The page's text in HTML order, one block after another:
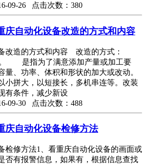
09-26 点击次数：380
庆自动化设备改造的方式和内容
改造的方式和内容 改造的方式：
。 是指为了满意添加产量或加工要
量、功率、体积和形状的加大或改动。
小拼大，以短接长，多机串连等。改装
有条件，减少新设
09-30 点击次数：488
庆自动化设备检修方法
检修方法1、看重庆自动化设备的画面或
否有报警信息，如果有，根据信息查找